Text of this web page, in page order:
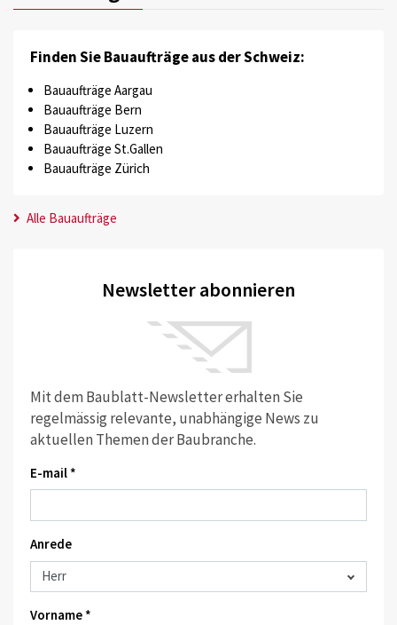
Finden Sie Bauaufträge aus der Schweiz:
Bauaufträge Aargau
Bauaufträge Bern
Bauaufträge Luzern
Bauaufträge St.Gallen
Bauaufträge Zürich
Alle Bauaufträge
Newsletter abonnieren
Mit dem Baublatt-Newsletter erhalten Sie
regelmässig relevante, unabhängige News zu
aktuellen Themen der Baubranche.
E-mail *
Anrede
Vorname *